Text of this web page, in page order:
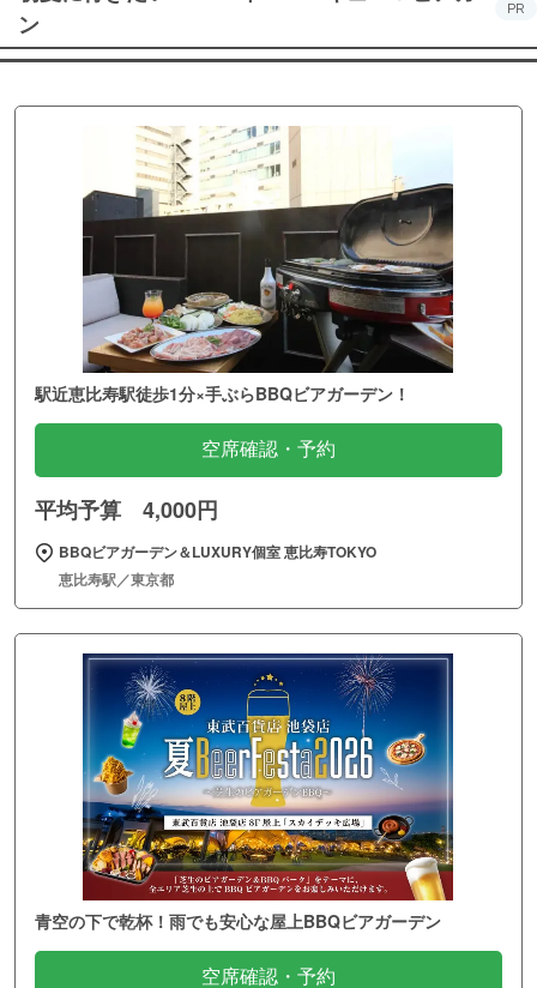
ン
PR
駅近恵比寿駅徒歩1分×手ぶらBBQビアガーデン！
空席確認・予約
平均予算 4,000円
BBQビアガーデン＆LUXURY個室 恵比寿TOKYO
恵比寿駅／東京都
青空の下で乾杯！雨でも安心な屋上BBQビアガーデン
空席確認・予約